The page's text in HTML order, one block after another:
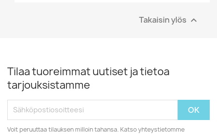
Takaisin ylös 
Tilaa tuoreimmat uutiset ja tietoa
tarjouksistamme
Voit peruuttaa tilauksen milloin tahansa. Katso yhteystietomme